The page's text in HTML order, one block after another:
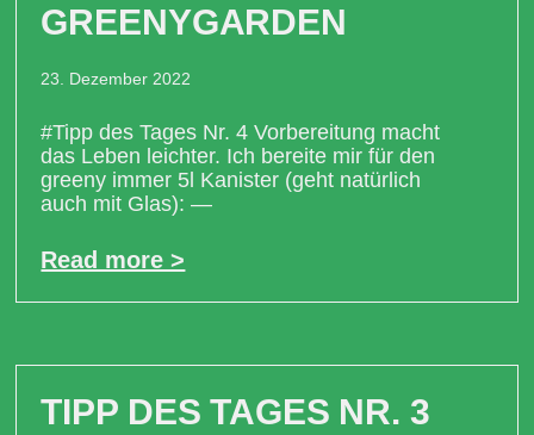
GREENYGARDEN
23. Dezember 2022
#Tipp des Tages Nr. 4 Vorbereitung macht
das Leben leichter. Ich bereite mir für den
greeny immer 5l Kanister (geht natürlich
auch mit Glas): —
Read more >
TIPP DES TAGES NR. 3